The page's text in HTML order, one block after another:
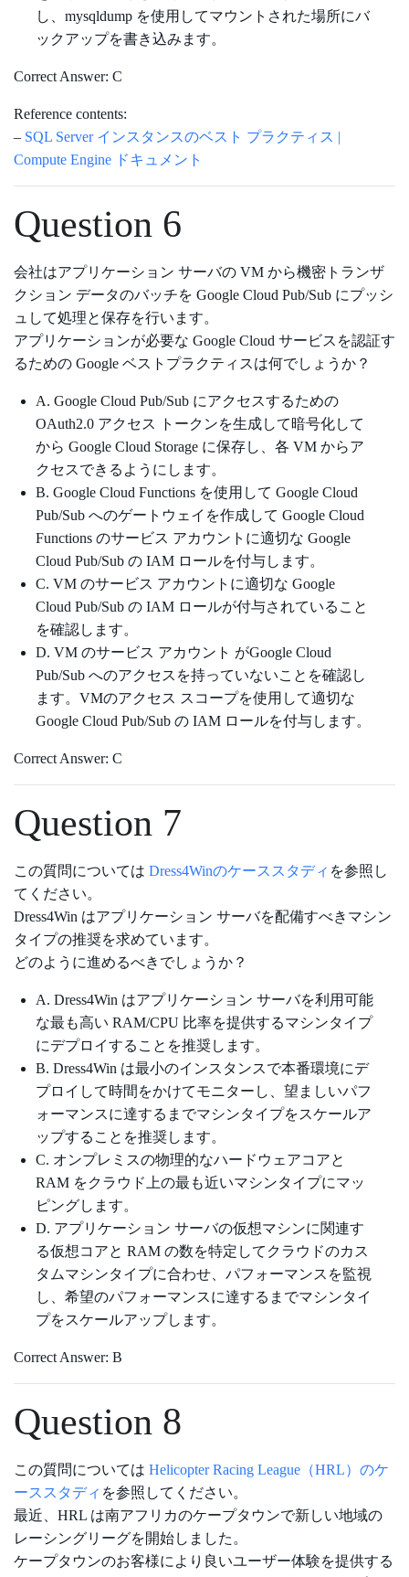
し、mysqldump を使用してマウントされた場所にバ
ックアップを書き込みます。
Correct Answer: C
Reference contents:
– SQL Server インスタンスのベスト プラクティス |
Compute Engine ドキュメント
Question 6
会社はアプリケーション サーバの VM から機密トランザ
クション データのバッチを Google Cloud Pub/Sub にプッシ
ュして処理と保存を行います。
アプリケーションが必要な Google Cloud サービスを認証す
るための Google ベストプラクティスは何でしょうか？
A. Google Cloud Pub/Sub にアクセスするための
OAuth2.0 アクセス トークンを生成して暗号化して
から Google Cloud Storage に保存し、各 VM からア
クセスできるようにします。
B. Google Cloud Functions を使用して Google Cloud
Pub/Sub へのゲートウェイを作成して Google Cloud
Functions のサービス アカウントに適切な Google
Cloud Pub/Sub の IAM ロールを付与します。
C. VM のサービス アカウントに適切な Google
Cloud Pub/Sub の IAM ロールが付与されていること
を確認します。
D. VM のサービス アカウント がGoogle Cloud
Pub/Sub へのアクセスを持っていないことを確認し
ます。VMのアクセス スコープを使用して適切な
Google Cloud Pub/Sub の IAM ロールを付与します。
Correct Answer: C
Question 7
この質問については Dress4Winのケーススタディ を参照し
てください。
Dress4Win はアプリケーション サーバを配備すべきマシン
タイプの推奨を求めています。
どのように進めるべきでしょうか？
A. Dress4Win はアプリケーション サーバを利用可能
な最も高い RAM/CPU 比率を提供するマシンタイプ
にデプロイすることを推奨します。
B. Dress4Win は最小のインスタンスで本番環境にデ
プロイして時間をかけてモニターし、望ましいパフ
ォーマンスに達するまでマシンタイプをスケールア
ップすることを推奨します。
C. オンプレミスの物理的なハードウェアコアと
RAM をクラウド上の最も近いマシンタイプにマッ
ピングします。
D. アプリケーション サーバの仮想マシンに関連す
る仮想コアと RAM の数を特定してクラウドのカス
タムマシンタイプに合わせ、パフォーマンスを監視
し、希望のパフォーマンスに達するまでマシンタイ
プをスケールアップします。
Correct Answer: B
Question 8
この質問については Helicopter Racing League（HRL）のケ
ーススタディ を参照してください。
最近、HRL は南アフリカのケープタウンで新しい地域の
レーシングリーグを開始しました。
ケープタウンのお客様により良いユーザー体験を提供する